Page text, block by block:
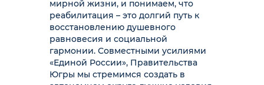
мирной жизни, и понимаем, что
реабилитация – это долгий путь к
восстановлению душевного
равновесия и социальной
гармонии. Совместными усилиями
«Единой России», Правительства
Югры мы стремимся создать в